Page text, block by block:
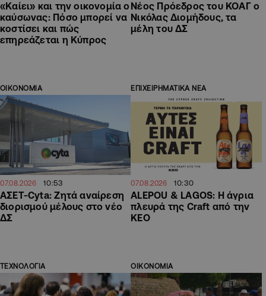
«Καίει» και την οικονομία ο
καύσωνας: Πόσο μπορεί να
κοστίσει και πώς
επηρεάζεται η Κύπρος
Νέος Πρόεδρος του ΚΟΑΓ ο
Νικόλας Διομήδους, τα
μέλη του ΔΣ
ΟΙΚΟΝΟΜΙΑ
07.08.2026 10:53
ΑΣΕΤ-Cyta: Ζητά αναίρεση
διορισμού μέλους στο νέο
ΔΣ
ΕΠΙΧΕΙΡΗΜΑΤΙΚΑ ΝΕΑ
07.08.2026 10:30
ALEPOU & LAGOS: Η άγρια
πλευρά της Craft από την
ΚΕΟ
ΤΕΧΝΟΛΟΓΙΑ ΟΙΚΟΝΟΜΙΑ